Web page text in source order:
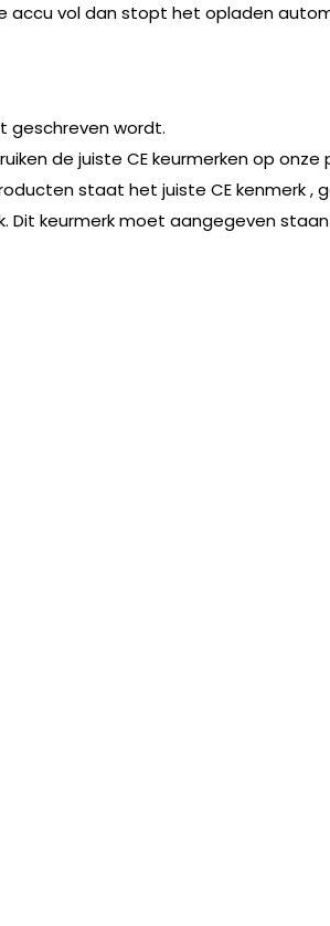
accu vol dan stopt het opladen
geschreven wordt.
de juiste CE keurmerken op
staat het juiste CE kenmerk ,
Dit keurmerk moet aangegeven